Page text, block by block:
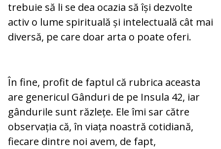
trebuie să li se dea ocazia să își dezvolte
activ o lume spirituală și intelectuală cât mai
diversă, pe care doar arta o poate oferi.
În fine, profit de faptul că rubrica aceasta
are genericul Gânduri de pe Insula 42, iar
gândurile sunt răzlețe. Ele îmi sar către
observația că, în viața noastră cotidiană,
fiecare dintre noi avem, de fapt,